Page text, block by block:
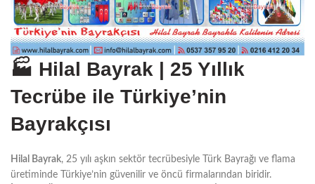
🏭 Hilal Bayrak | 25 Yıllık
Tecrübe ile Türkiye’nin
Bayrakçısı
Hilal Bayrak, 25 yılı aşkın sektör tecrübesiyle Türk Bayrağı ve flama
üretiminde Türkiye’nin güvenilir ve öncü firmalarından biridir.